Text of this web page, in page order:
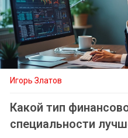
Игорь Златов
Какой тип
специальности